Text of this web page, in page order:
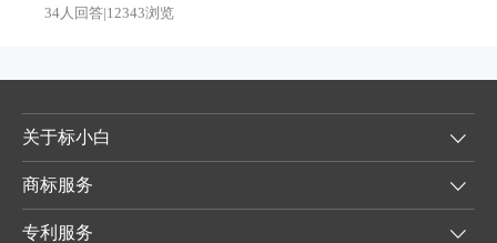
34人回答|12343浏览
关于标小白
商标服务
专利服务